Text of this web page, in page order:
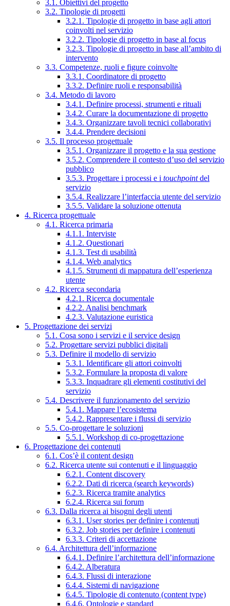
3.1. Obiettivi del progetto
3.2. Tipologie di progetti
3.2.1. Tipologie di progetto in base agli attori
coinvolti nel servizio
3.2.2. Tipologie di progetto in base al focus
3.2.3. Tipologie di progetto in base all’ambito di
intervento
3.3. Competenze, ruoli e figure coinvolte
3.3.1. Coordinatore di progetto
3.3.2. Definire ruoli e responsabilità
3.4. Metodo di lavoro
3.4.1. Definire processi, strumenti e rituali
3.4.2. Curare la documentazione di progetto
3.4.3. Organizzare tavoli tecnici collaborativi
3.4.4. Prendere decisioni
3.5. Il processo progettuale
3.5.1. Organizzare il progetto e la sua gestione
3.5.2. Comprendere il contesto d’uso del servizio
pubblico
3.5.3. Progettare i processi e i touchpointdel
servizio
3.5.4. Realizzare l’interfaccia utente del servizio
3.5.5. Validare la soluzione ottenuta
4. Ricerca progettuale
4.1. Ricerca primaria
4.1.1. Interviste
4.1.2. Questionari
4.1.3. Test di usabilità
4.1.4. Web analytics
4.1.5. Strumenti di mappatura dell’esperienza
utente
4.2. Ricerca secondaria
4.2.1. Ricerca documentale
4.2.2. Analisi benchmark
4.2.3. Valutazione euristica
5. Progettazione dei servizi
5.1. Cosa sono i servizi e il service design
5.2. Progettare servizi pubblici digitali
5.3. Definire il modello di servizio
5.3.1. Identificare gli attori coinvolti
5.3.2. Formulare la proposta di valore
5.3.3. Inquadrare gli elementi costitutivi del
servizio
5.4. Descrivere il funzionamento del servizio
5.4.1. Mappare l’ecosistema
5.4.2. Rappresentare i flussi di servizio
5.5. Co-progettare le soluzioni
5.5.1. Workshop di co-progettazione
6. Progettazione dei contenuti
6.1. Cos’è il content design
6.2. Ricerca utente sui contenuti e il linguaggio
6.2.1. Content discovery
6.2.2. Dati di ricerca (search keywords)
6.2.3. Ricerca tramite analytics
6.2.4. Ricerca sui forum
6.3. Dalla ricerca ai bisogni degli utenti
6.3.1. User stories per definire i contenuti
6.3.2. Job stories per definire i contenuti
6.3.3. Criteri di accettazione
6.4. Architettura dell’informazione
6.4.1. Definire l’architettura dell’informazione
6.4.2. Alberatura
6.4.3. Flussi di interazione
6.4.4. Sistemi di navigazione
6.4.5. Tipologie di contenuto (content type)
6.4.6. Ontologie e standard